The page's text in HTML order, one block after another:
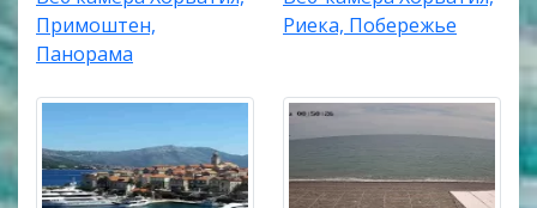
Примоштен,
Панорама
Риека, Побережье